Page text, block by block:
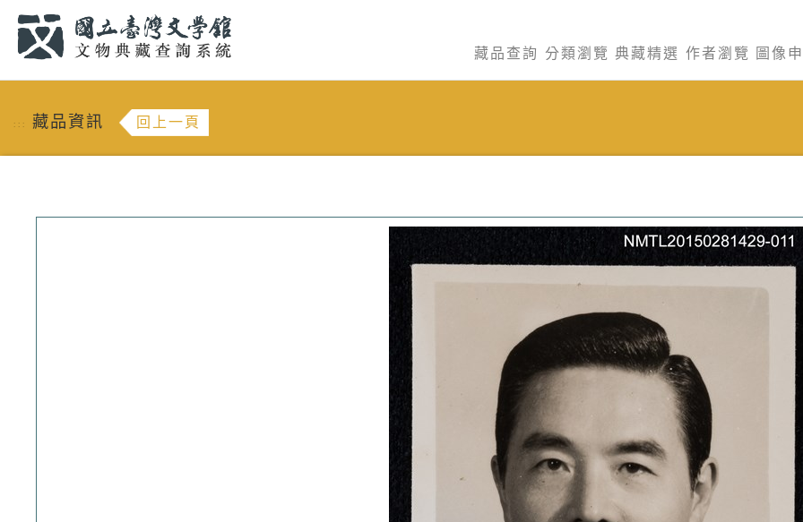
藏品查詢 分類瀏覽 典藏精選 作者瀏覽 圖像
::: 藏品資訊 回上一頁